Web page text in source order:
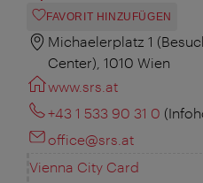
FAVORIT HINZUFÜGEN
Michaelerplatz 1
Center), 1010 Wien
www.srs.at
+43 1 533 90 31 0
office@srs.at
Vienna City Card